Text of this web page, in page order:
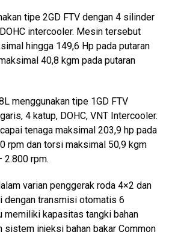
tipe 2GD FTV dengan 4 silinder
intercooler. Mesin tersebut
hingga 149,6 Hp pada putaran
40,8 kgm pada putaran
menggunakan tipe 1GD FTV
4 katup, DOHC, VNT Intercooler.
tenaga maksimal 203,9 hp pada
rpm dan torsi maksimal 50,9 kgm
2.800 rpm.
varian penggerak roda 4×2 dan
dengan transmisi otomatis 6
memiliki kapasitas tangki bahan
sistem injeksi bahan bakar Common